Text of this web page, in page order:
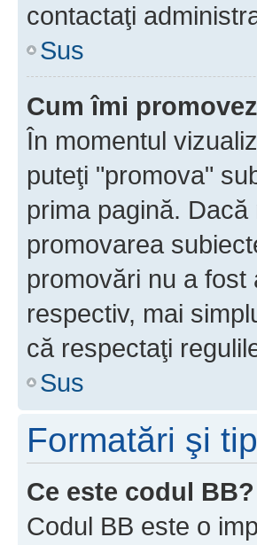
contactaţi
Sus
Cum îmi
În momentul
puteţi "promova"
prima pagină.
promovarea
promovări nu a
respectiv, mai
că respectaţi
Sus
Formatări şi
Ce este codul BB?
Codul BB este o